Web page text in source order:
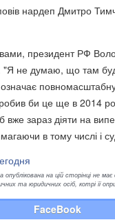
нардеп Дмитро
президент РФ
"Я не думаю, що там
повномасштабну
би це ще в 2014
вже зараз діяти на
в тому числі і
опублікована на цій сторінці не
та юридичних осіб, котрі її
FaceBook